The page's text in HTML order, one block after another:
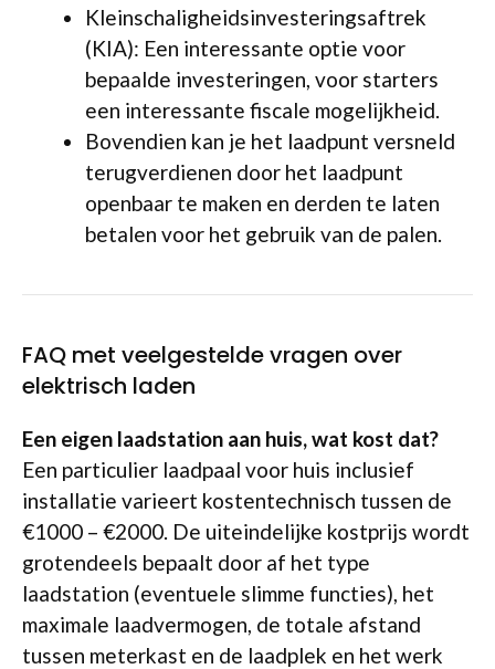
Kleinschaligheidsinvesteringsaftrek
(KIA): Een interessante optie voor
bepaalde investeringen, voor starters
een interessante fiscale mogelijkheid.
Bovendien kan je het laadpunt versneld
terugverdienen door het laadpunt
openbaar te maken en derden te laten
betalen voor het gebruik van de palen.
FAQ met veelgestelde vragen over
elektrisch laden
Een eigen laadstation aan huis, wat kost dat?
Een particulier laadpaal voor huis inclusief
installatie varieert kostentechnisch tussen de
€1000 – €2000. De uiteindelijke kostprijs wordt
grotendeels bepaalt door af het type
laadstation (eventuele slimme functies), het
maximale laadvermogen, de totale afstand
tussen meterkast en de laadplek en het werk